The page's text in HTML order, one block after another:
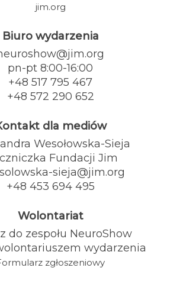
jim.org
Biuro wydarzenia
pn-pt 8:00-16:00
+48 517 795 467
+48 572 290 652
dla mediów
Wesołowska-Sieja
Fundacji Jim
sieja@jim.org
+48 453 694 495
Wolontariat
do zespołu NeuroShow
wydarzenia
zgłoszeniowy